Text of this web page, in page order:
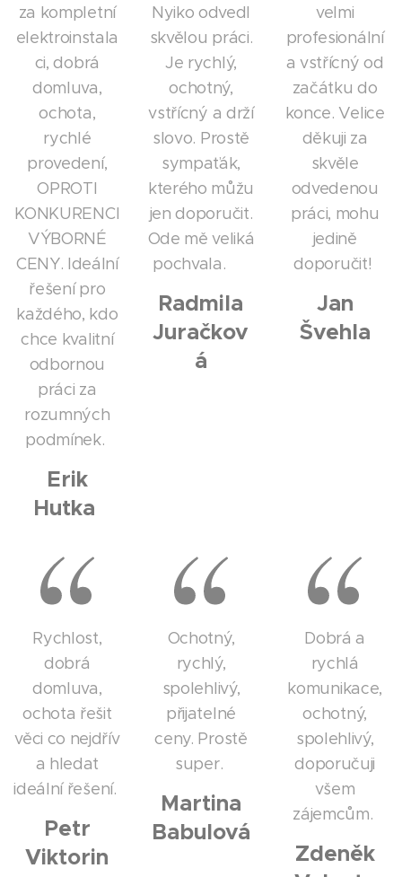
za kompletní
elektroinstala
ci, dobrá
domluva,
ochota,
rychlé
provedení,
OPROTI
KONKURENCI
VÝBORNÉ
CENY. Ideální
řešení pro
každého, kdo
chce kvalitní
odbornou
práci za
rozumných
podmínek.
Erik
Huťka
Nyiko odvedl
skvělou práci.
Je rychlý,
ochotný,
vstřícný a drží
slovo. Prostě
sympaťák,
kterého můžu
jen doporučit.
Ode mě veliká
pochvala.👍
Radmila
Juračkov
á
velmi
profesionální
a vstřícný od
začátku do
konce. Velice
děkuji za
skvěle
odvedenou
práci, mohu
jedině
doporučit!
Jan
Švehla
Rychlost,
dobrá
domluva,
ochota řešit
věci co nejdřív
a hledat
ideální řešení.
Petr
Viktorin
Ochotný,
rychlý,
spolehlivý,
přijatelné
ceny. Prostě
super.
Martina
Babulová
Dobrá a
rychlá
komunikace,
ochotný,
spolehlivý,
doporučuji
všem
zájemcům.
Zdeněk